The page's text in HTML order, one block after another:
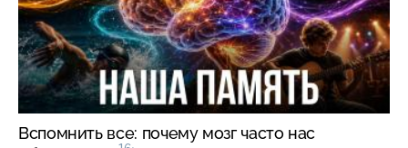
Вспомнить все: почему мозг часто нас